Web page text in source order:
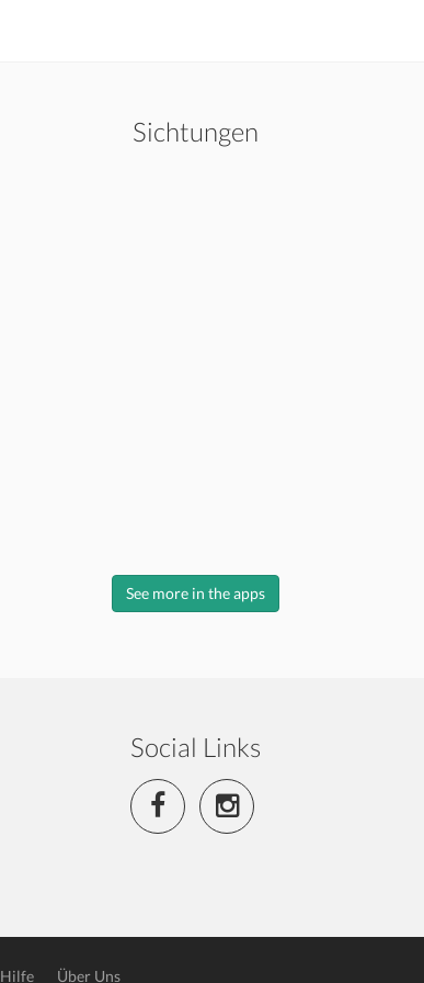
Sichtungen
See more in the apps
Social Links
Hilfe Über Uns